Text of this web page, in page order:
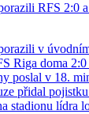
RFS 2:0
v
Riga doma
poslal v 18.
přidal
stadionu lídra